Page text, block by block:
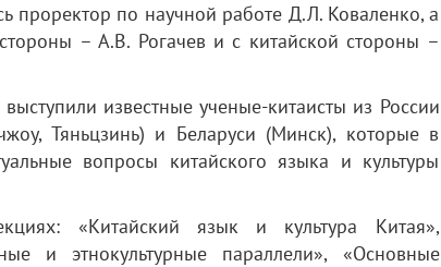
проректор по научной работе Д.Л. Коваленко, а
– А.В. Рогачев и с китайской стороны –
известные ученые-китаисты из России
Тяньцзинь) и Беларуси (Минск), которые в
вопросы китайского языка и культуры
«Китайский язык и культура Китая»,
и этнокультурные параллели», «Основные